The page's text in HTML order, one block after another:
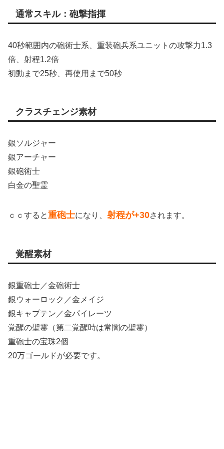
通常スキル：砲撃指揮
40秒範囲内の砲術士系、重装砲兵系ユニットの攻撃力1.3
倍、射程1.2倍
初動まで25秒、再使用まで50秒
クラスチェンジ素材
銀ソルジャー
銀アーチャー
銀砲術士
白金の聖霊
ｃｃすると重砲士になり、 射程が+30されます。
覚醒素材
銀重砲士／金砲術士
銀ウォーロック／金メイジ
銀キャプテン／金パイレーツ
覚醒の聖霊（第二覚醒時は常闇の聖霊）
重砲士の宝珠2個
20万ゴールドが必要です。